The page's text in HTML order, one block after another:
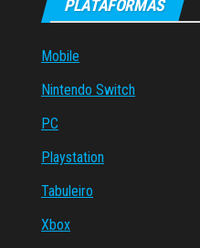
PLATAFORMAS
Mobile
Nintendo Switch
PC
Playstation
Tabuleiro
Xbox